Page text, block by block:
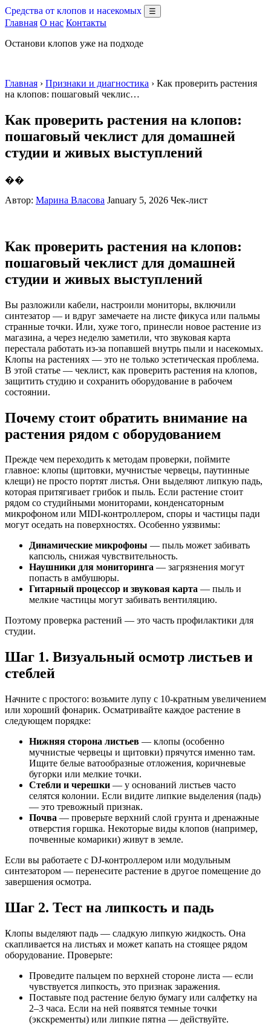
Средства от клопов и насекомых ☰
Главная О нас Контакты
Останови клопов уже на подходе
Главная › Признаки и диагностика › Как проверить растения
на клопов: пошаговый чеклис…
Как проверить растения на клопов:
пошаговый чеклист для домашней
студии и живых выступлений
��
Автор: Марина Власова January 5, 2026 Чек-лист
Как проверить растения на клопов:
пошаговый чеклист для домашней
студии и живых выступлений
Вы разложили кабели, настроили мониторы, включили
синтезатор — и вдруг замечаете на листе фикуса или пальмы
странные точки. Или, хуже того, принесли новое растение из
магазина, а через неделю заметили, что звуковая карта
перестала работать из-за попавшей внутрь пыли и насекомых.
Клопы на растениях — это не только эстетическая проблема.
В этой статье — чеклист, как проверить растения на клопов,
защитить студию и сохранить оборудование в рабочем
состоянии.
Почему стоит обратить внимание на
растения рядом с оборудованием
Прежде чем переходить к методам проверки, поймите
главное: клопы (щитовки, мучнистые червецы, паутинные
клещи) не просто портят листья. Они выделяют липкую падь,
которая притягивает грибок и пыль. Если растение стоит
рядом со студийными мониторами, конденсаторным
микрофоном или MIDI-контроллером, споры и частицы пади
могут оседать на поверхностях. Особенно уязвимы:
Динамические микрофоны — пыль может забивать
капсюль, снижая чувствительность.
Наушники для мониторинга — загрязнения могут
попасть в амбушюры.
Гитарный процессор и звуковая карта — пыль и
мелкие частицы могут забивать вентиляцию.
Поэтому проверка растений — это часть профилактики для
студии.
Шаг 1. Визуальный осмотр листьев и
стеблей
Начните с простого: возьмите лупу с 10-кратным увеличением
или хороший фонарик. Осматривайте каждое растение в
следующем порядке:
Нижняя сторона листьев — клопы (особенно
мучнистые червецы и щитовки) прячутся именно там.
Ищите белые ватообразные отложения, коричневые
бугорки или мелкие точки.
Стебли и черешки — у оснований листьев часто
селятся колонии. Если видите липкие выделения (падь)
— это тревожный признак.
Почва — проверьте верхний слой грунта и дренажные
отверстия горшка. Некоторые виды клопов (например,
почвенные комарики) живут в земле.
Если вы работаете с DJ-контроллером или модульным
синтезатором — перенесите растение в другое помещение до
завершения осмотра.
Шаг 2. Тест на липкость и падь
Клопы выделяют падь — сладкую липкую жидкость. Она
скапливается на листьях и может капать на стоящее рядом
оборудование. Проверьте:
Проведите пальцем по верхней стороне листа — если
чувствуется липкость, это признак заражения.
Поставьте под растение белую бумагу или салфетку на
2–3 часа. Если на ней появятся темные точки
(экскременты) или липкие пятна — действуйте.